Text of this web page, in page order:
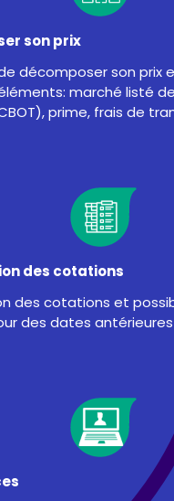
son prix
décomposer son prix
marché listé
prime, frais de
des cotations
des cotations et
des dates antérieures